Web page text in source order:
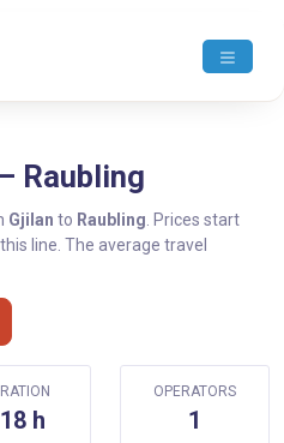
Raubling
Gjilan to Raubling . Prices start
line. The average travel
h
OPERATORS
1